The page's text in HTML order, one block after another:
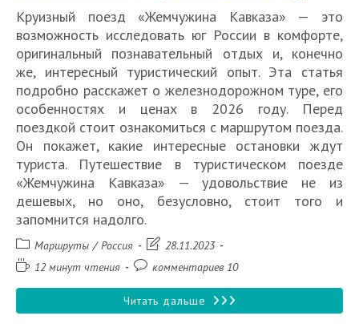
Круизный поезд «Жемчужина Кавказа» — это
возможность исследовать юг России в комфорте,
оригинальный познавательный отдых и, конечно
же, интересный туристический опыт. Эта статья
подробно расскажет о железнодорожном туре, его
особенностях и ценах в 2026 году. Перед
поездкой стоит ознакомиться с маршрутом поезда.
Он покажет, какие интересные остановки ждут
туриста. Путешествие в туристическом поезде
«Жемчужина Кавказа» — удовольствие не из
дешевых, но оно, безусловно, стоит того и
запомнится надолго.
Рубрика
записи:
Маршруты / Россия
Запись
изменена:
28.11.2023
Время12 минут чтения
Комментарии
записи:
комментариев 10
Читать дальше Круизный